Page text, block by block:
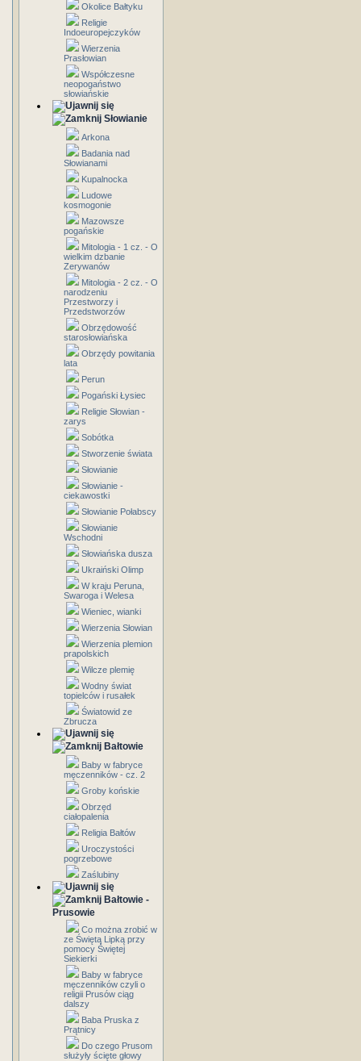
Okolice Bałtyku
Religie
Indoeuropejczyków
Wierzenia
Prasłowian
Współczesne
neopogaństwo
słowiańskie
Słowianie
Arkona
Badania nad
Słowianami
Kupalnocka
Ludowe
kosmogonie
Mazowsze
pogańskie
Mitologia - 1 cz. - O
wielkim dzbanie
Zerywanów
Mitologia - 2 cz. - O
narodzeniu
Przestworzy i
Przedstworzów
Obrzędowość
starosłowiańska
Obrzędy powitania
lata
Perun
Pogański Łysiec
Religie Słowian -
zarys
Sobótka
Stworzenie świata
Słowianie
Słowianie -
ciekawostki
Słowianie Połabscy
Słowianie
Wschodni
Słowiańska dusza
Ukraiński Olimp
W kraju Peruna,
Swaroga i Welesa
Wieniec, wianki
Wierzenia Słowian
Wierzenia plemion
prapolskich
Wilcze plemię
Wodny świat
topielców i rusałek
Światowid ze
Zbrucza
Bałtowie
Baby w fabryce
męczenników - cz. 2
Groby końskie
Obrzęd
ciałopalenia
Religia Bałtów
Uroczystości
pogrzebowe
Zaślubiny
Bałtowie -
Prusowie
Co można zrobić w
ze Świętą Lipką przy
pomocy Świętej
Siekierki
Baby w fabryce
męczenników czyli o
religii Prusów ciąg
dalszy
Baba Pruska z
Prątnicy
Do czego Prusom
służyły ścięte głowy